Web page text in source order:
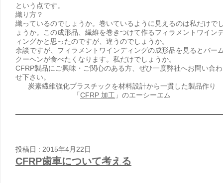
という点です。
織り方？
織っているのでしょうか。巻いているように見えるのは私だけで
ょうか。この成形品、繊維を巻きつけて作るフィラメントワイン
ィングかと思ったのですが、違うのでしょうか。
余談ですが、フィラメントワインディングの成形品を見るとバー
クーヘンが食べたくなります。私だけでしょうか。
CFRP製品にご興味・ご関心のある方、ぜひ一度弊社へお問い合わ
せ下さい。
炭素繊維強化プラスチックを材料設計から一貫した製品作り
「CFRP 加工 」のエーシーエム
投稿日 : 2015年4月22日
CFRP歯車について考える